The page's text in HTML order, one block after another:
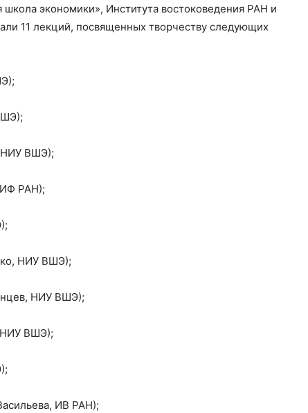
экономики», Института востоковедения РАН и
11 лекций, посвященных творчеству следующих
НИУ ВШЭ);
ИФ РАН);
НИУ ВШЭ);
НИУ ВШЭ);
НИУ ВШЭ);
ИВ РАН);